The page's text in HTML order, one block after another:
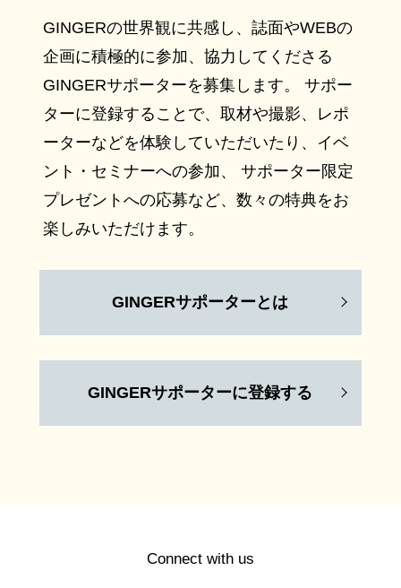
GINGERの世界観に共感し、誌面やWEBの
企画に積極的に参加、協力してくださる
GINGERサポーターを募集します。 サポー
ターに登録することで、取材や撮影、レポ
ーターなどを体験していただいたり、イベ
ント・セミナーへの参加、 サポーター限定
プレゼントへの応募など、数々の特典をお
楽しみいただけます。
GINGERサポーターとは
GINGERサポーターに登録する
Connect with us